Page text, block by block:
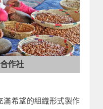
作社
滿希望的組織形式製作